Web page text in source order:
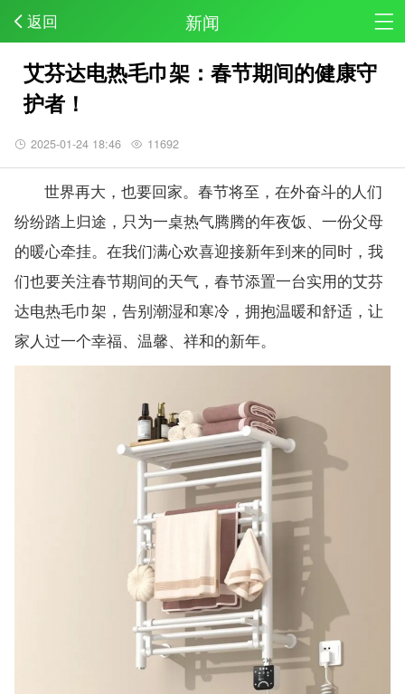
返回 新闻
艾芬达电热毛巾架：春节期间的健康守
护者！
2025-01-24 18:46 11692
世界再大，也要回家。春节将至，在外奋斗的人们
纷纷踏上归途，只为一桌热气腾腾的年夜饭、一份父母
的暖心牵挂。在我们满心欢喜迎接新年到来的同时，我
们也要关注春节期间的天气，春节添置一台实用的艾芬
达电热毛巾架，告别潮湿和寒冷，拥抱温暖和舒适，让
家人过一个幸福、温馨、祥和的新年。